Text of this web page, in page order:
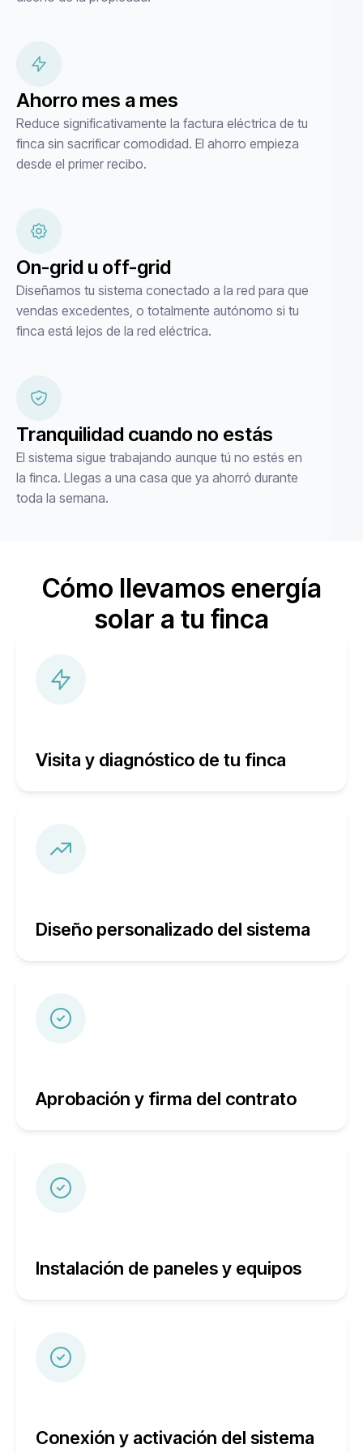
Ahorro mes a mes
Reduce significativamente la factura eléctrica de tu
finca sin sacrificar comodidad. El ahorro empieza
desde el primer recibo.
On-grid u off-grid
Diseñamos tu sistema conectado a la red para que
vendas excedentes, o totalmente autónomo si tu
finca está lejos de la red eléctrica.
Tranquilidad cuando no estás
El sistema sigue trabajando aunque tú no estés en
la finca. Llegas a una casa que ya ahorró durante
toda la semana.
Cómo llevamos energía
solar a tu finca
Visita y diagnóstico de tu finca
Diseño personalizado del sistema
Aprobación y firma del contrato
Instalación de paneles y equipos
Conexión y activación del sistema